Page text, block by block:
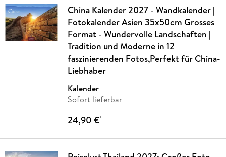
China Kalender 2027 - Wandkalender |
Fotokalender Asien 35x50cm Grosses
Format - Wundervolle Landschaften |
Tradition und Moderne in 12
faszinierenden Fotos,Perfekt für China-
Liebhaber
Kalender
Sofort lieferbar
24,90 €*